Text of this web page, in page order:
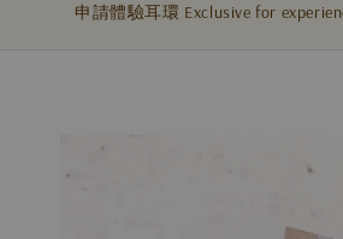
申請體驗耳環 Exclusive for